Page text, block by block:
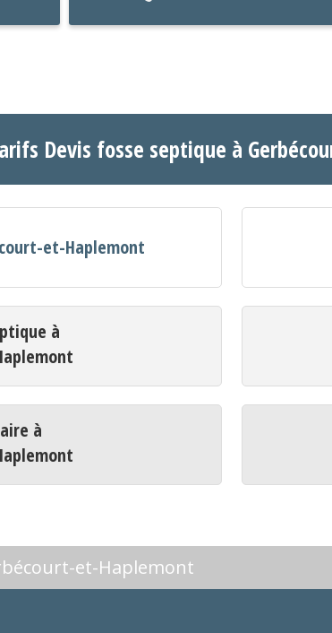
Devis fosse septique à
et-Haplemont
à
à
et-Haplemont